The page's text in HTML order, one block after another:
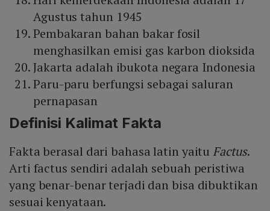
Agustus tahun 1945
Pembakaran bahan bakar fosil
menghasilkan emisi gas karbon dioksida
Jakarta adalah ibukota negara Indonesia
Paru-paru berfungsi sebagai saluran
pernapasan
Definisi Kalimat Fakta
Fakta berasal dari bahasa latin yaitu Factus.
Arti factus sendiri adalah sebuah peristiwa
yang benar-benar terjadi dan bisa dibuktikan
sesuai kenyataan.